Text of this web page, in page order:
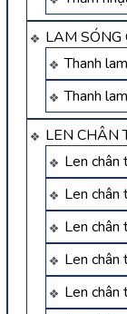
LAM SÓNG
Thanh
Thanh
LEN CHÂN
Len
Len chân
Len chân
Len chân
Len chân